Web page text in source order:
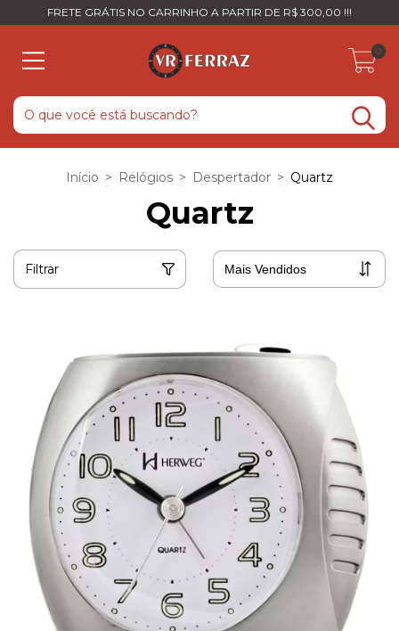
FRETE GRÁTIS NO CARRINHO A PARTIR DE R$ 300,00 !!!
0
Início > Relógios > Despertador > Quartz
Quartz
Filtrar